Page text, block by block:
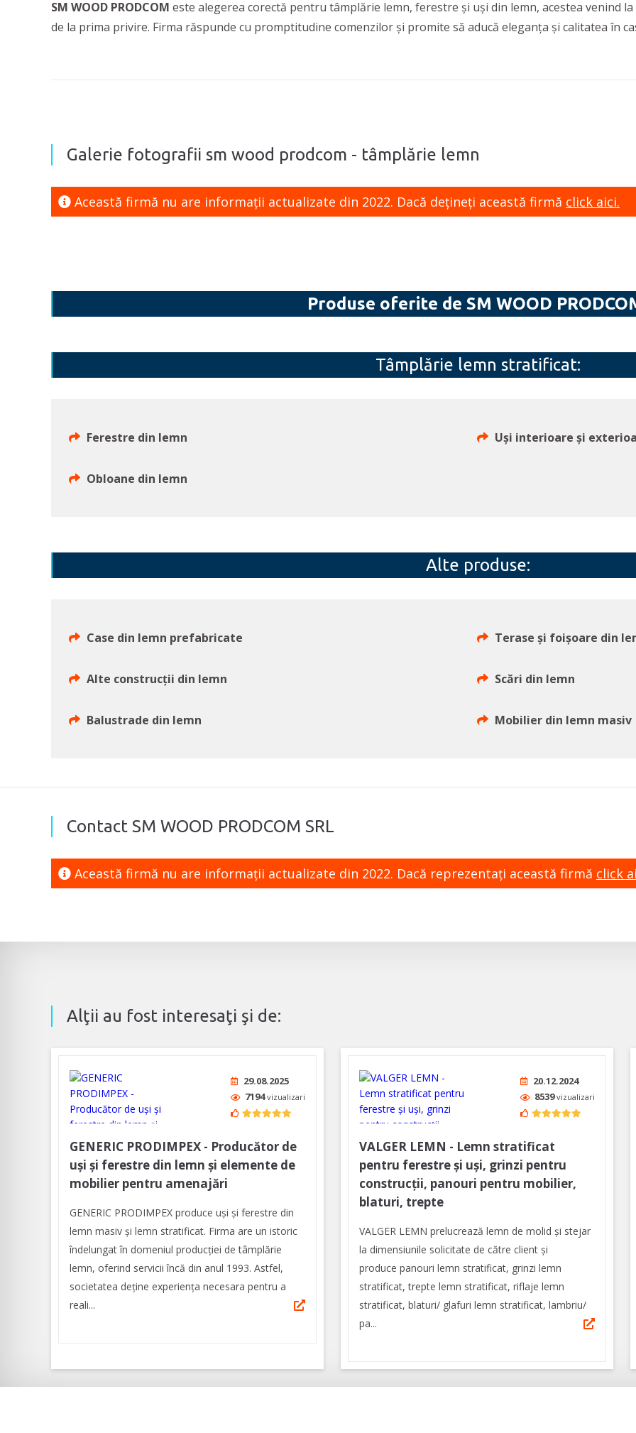
SM WOOD PRODCOM este alegerea corectă pentru tâmplărie lemn, ferestre și uși din lemn, acestea venind
de la prima privire. Firma răspunde cu promptitudine comenzilor și promite să aducă eleganța și calitatea în
Galerie fotografii sm wood prodcom - tâmplărie lemn
Această firmă nu are informaţii actualizate din 2022. Dacă dețineți această firmă click aici.
Produse oferite de SM WOOD
Tâmplărie lemn stratificat:
Ferestre din lemn Uși interioare și
Obloane din lemn
Alte produse:
Case din lemn prefabricate Terase și foișoare din
Alte construcții din lemn Scări din lemn
Balustrade din lemn Mobilier din lemn masiv
Contact SM WOOD PRODCOM SRL
Această firmă nu are informaţii actualizate din 2022. Dacă reprezentaţi această firmă click
Alţii au fost interesaţi şi de:
29.08.2025
7194vizualizari
GENERIC PRODIMPEX - Producător de
uși și ferestre din lemn și elemente de
mobilier pentru amenajări
GENERIC PRODIMPEX produce uşi şi ferestre din
lemn masiv şi lemn stratificat. Firma are un istoric
îndelungat în domeniul producției de tâmplărie
lemn, oferind servicii încă din anul 1993. Astfel,
societatea deține experiența necesara pentru a
reali...
20.12.2024
8539vizualizari
VALGER LEMN - Lemn stratificat
pentru ferestre și uși, grinzi pentru
construcții, panouri pentru mobilier,
blaturi, trepte
VALGER LEMN prelucrează lemn de molid și stejar
la dimensiunile solicitate de către client și
produce panouri lemn stratificat, grinzi lemn
stratificat, trepte lemn stratificat, riflaje lemn
stratificat, blaturi/ glafuri lemn stratificat, lambriu/
pa...